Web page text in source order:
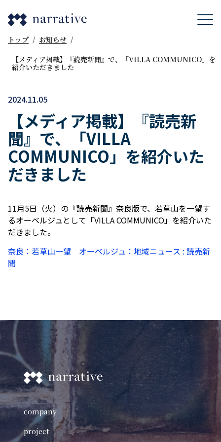
トップ / お知らせ /
【メディア掲載】『読売新聞』で、「VILLA COMMUNICO」を
紹介いただきました
2024.11.05
【メディア掲載】『読売新
聞』で、「VILLA
COMMUNICO」を紹介いた
だきました
11月5日（火）の『読売新聞』奈良版で、若草山を一望す
るオーベルジュとして「VILLA COMMUNICO」を紹介いた
だきました。
奈良：若草山一望 オーベルジュ：地域ニュース : 読売新
聞
company
project